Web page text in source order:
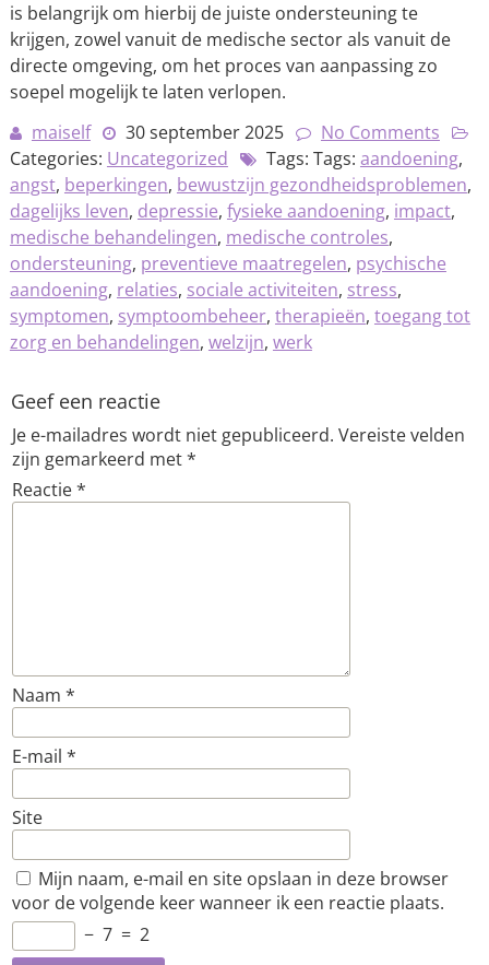
is belangrijk om hierbij de juiste ondersteuning te
krijgen, zowel vanuit de medische sector als vanuit de
directe omgeving, om het proces van aanpassing zo
soepel mogelijk te laten verlopen.
maiself
30 september 2025
No Comments
Categories: Uncategorized Tags: Tags: aandoening,
angst, beperkingen, bewustzijn gezondheidsproblemen,
dagelijks leven, depressie, fysieke aandoening, impact,
medische behandelingen, medische controles,
ondersteuning, preventieve maatregelen, psychische
aandoening, relaties, sociale activiteiten, stress,
symptomen, symptoombeheer, therapieën, toegang tot
zorg en behandelingen, welzijn, werk
Geef een reactie
Je e-mailadres wordt niet gepubliceerd. Vereiste velden
zijn gemarkeerd met*
Reactie*
Naam *
E-mail *
Site
Mijn naam, e-mail en site opslaan in deze browser
voor de volgende keer wanneer ik een reactie plaats.
− 7 = 2